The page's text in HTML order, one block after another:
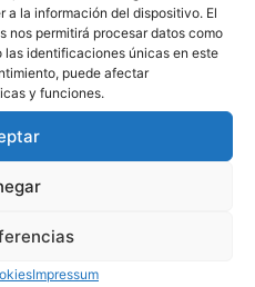
la información del dispositivo. El
nos permitirá procesar datos como
identificaciones únicas en este
puede afectar
y funciones.
Impressum
JUGADOR
FC